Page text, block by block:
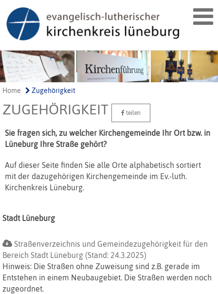
Fotos: Hueske, Neß
Home Zugehörigkeit
ZUGEHÖRIGKEIT teilen
Sie fragen sich, zu welcher Kirchengemeinde Ihr Ort bzw. in
Lüneburg Ihre Straße gehört?
Auf dieser Seite finden Sie alle Orte alphabetisch sortiert
mit der dazugehörigen Kirchengemeinde im Ev.‐luth.
Kirchenkreis Lüneburg.
Stadt Lüneburg
Straßenverzeichnis und Gemeindezugehörigkeit für den
Bereich Stadt Lüneburg (Stand: 24.3.2025)
Hinweis: Die Straßen ohne Zuweisung sind z.B. gerade im
Entstehen in einem Neubaugebiet. Die Straßen werden noch
zugeordnet.